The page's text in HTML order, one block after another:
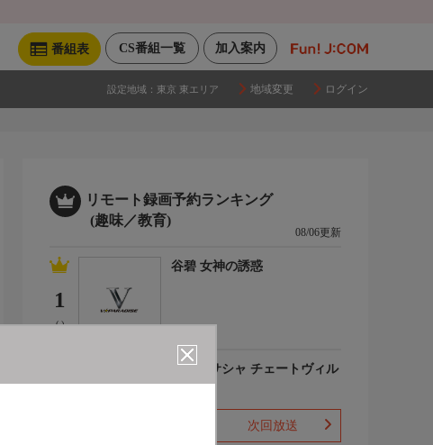
加入案内
CS番組一覧
番組表
設定地域： 東京 東エリア 地域変更 ログイン
リモート録画予約ランキング
(趣味／教育)
08/06更新
1
(-)
谷碧 女神の誘惑
百合川サシャ チェートヴィル
次回放送